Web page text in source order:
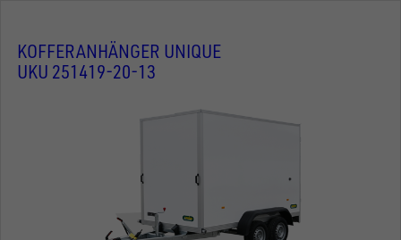
KOFFERANHÄNGER UNIQUE
UKU 251419-20-13